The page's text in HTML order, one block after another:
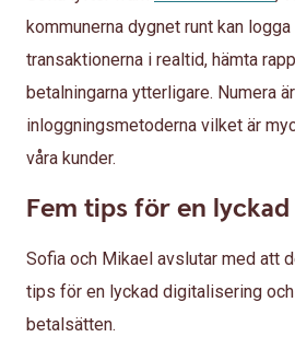
kommunerna dygnet runt kan
transaktionerna i realtid, hämta
betalningarna ytterligare. Numera
inloggningsmetoderna vilket är
våra kunder.
Fem tips för en
Sofia och Mikael avslutar med att
tips för en lyckad digitalisering
betalsätten.